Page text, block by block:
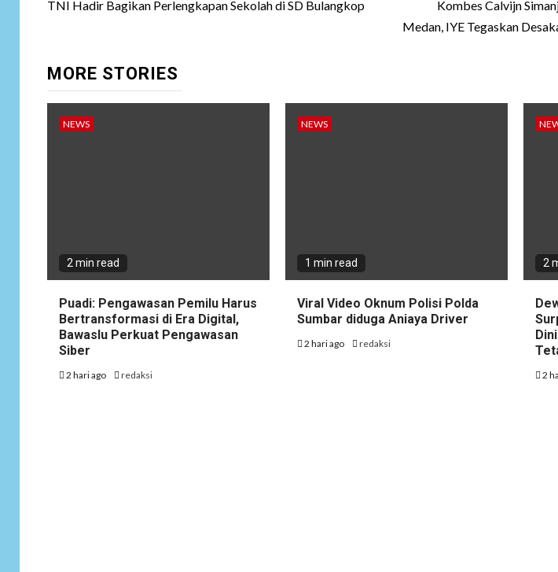
navigation
TNI Hadir Bagikan Perlengkapan Sekolah di SD Bulangkop
Kombes Calvijn
Medan, IYE Tegaskan
MORE STORIES
NEWS
2 min read
Puadi: Pengawasan Pemilu Harus
Bertransformasi di Era Digital,
Bawaslu Perkuat Pengawasan
Siber
2 hari ago redaksi
NEWS
1 min read
Viral Video Oknum Polisi Polda
Sumbar diduga Aniaya Driver
2 hari ago redaksi
2
2